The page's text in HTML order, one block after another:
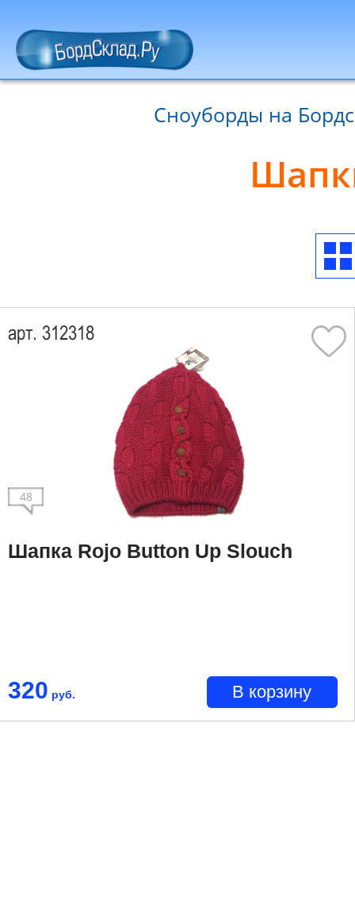
Сноуборды на
48
Шапка Rojo Button Up Slouch
арт. 312318
320 руб. В корзину